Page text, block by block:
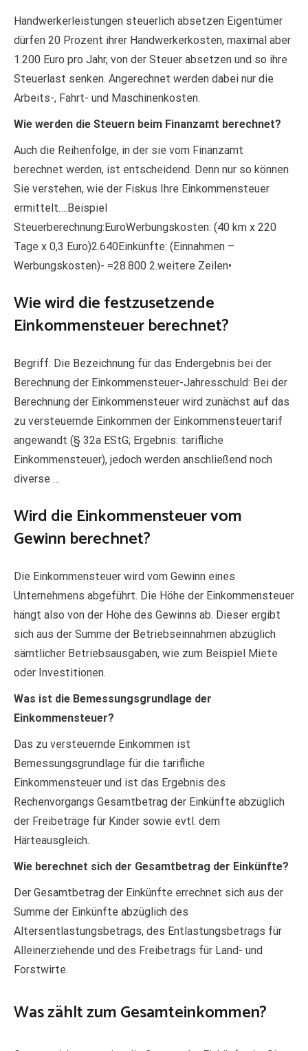
Handwerkerleistungen steuerlich absetzen Eigentümer
dürfen 20 Prozent ihrer Handwerkerkosten, maximal aber
1.200 Euro pro Jahr, von der Steuer absetzen und so ihre
Steuerlast senken. Angerechnet werden dabei nur die
Arbeits-, Fahrt- und Maschinenkosten.
Wie werden die Steuern beim Finanzamt berechnet?
Auch die Reihenfolge, in der sie vom Finanzamt
berechnet werden, ist entscheidend. Denn nur so können
Sie verstehen, wie der Fiskus Ihre Einkommensteuer
ermittelt….Beispiel
Steuerberechnung:EuroWerbungskosten: (40 km x 220
Tage x 0,3 Euro)2.640Einkünfte: (Einnahmen –
Werbungskosten)- =28.800 2.weitere Zeilen•
Wie wird die festzusetzende
Einkommensteuer berechnet?
Begriff: Die Bezeichnung für das Endergebnis bei der
Berechnung der Einkommensteuer-Jahresschuld: Bei der
Berechnung der Einkommensteuer wird zunächst auf das
zu versteuernde Einkommen der Einkommensteuertarif
angewandt (§ 32a EStG; Ergebnis: tarifliche
Einkommensteuer), jedoch werden anschließend noch
diverse …
Wird die Einkommensteuer vom
Gewinn berechnet?
Die Einkommensteuer wird vom Gewinn eines
Unternehmens abgeführt. Die Höhe der Einkommensteuer
hängt also von der Höhe des Gewinns ab. Dieser ergibt
sich aus der Summe der Betriebseinnahmen abzüglich
sämtlicher Betriebsausgaben, wie zum Beispiel Miete
oder Investitionen.
Was ist die Bemessungsgrundlage der
Einkommensteuer?
Das zu versteuernde Einkommen ist
Bemessungsgrundlage für die tarifliche
Einkommensteuer und ist das Ergebnis des
Rechenvorgangs Gesamtbetrag der Einkünfte abzüglich
der Freibeträge für Kinder sowie evtl. dem
Härteausgleich.
Wie berechnet sich der Gesamtbetrag der Einkünfte?
Der Gesamtbetrag der Einkünfte errechnet sich aus der
Summe der Einkünfte abzüglich des
Altersentlastungsbetrags, des Entlastungsbetrags für
Alleinerziehende und des Freibetrags für Land- und
Forstwirte.
Was zählt zum Gesamteinkommen?